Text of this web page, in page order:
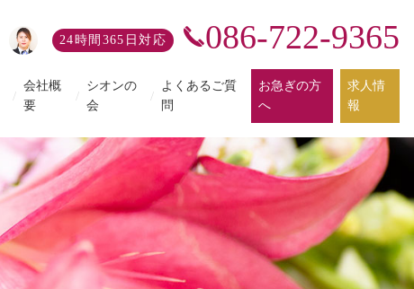
24時間365日対応 086-722-9365
/
会社概
要
/
シオンの
会
/
よくあるご質
問
お急ぎの方
へ
求人情
報